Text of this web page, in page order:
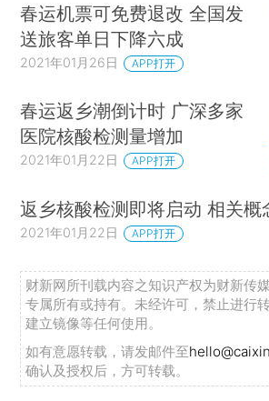
春运机票可免费退改 全国发
送旅客单日下降六成
2021年01月26日 APP打开
春运返乡潮倒计时 广深多家
医院核酸检测量增加
2021年01月22日 APP打开
返乡核酸检测即将启动 相关概
2021年01月22日 APP打开
财新网所刊载内容之知识产权为财新传
专属所有或持有。未经许可，禁止进行
建立镜像等任何使用。
如有意愿转载，请发邮件至
确认及授权后，方可转载。